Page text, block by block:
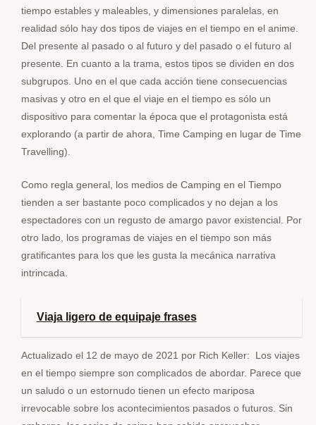
tiempo estables y maleables, y dimensiones paralelas, en
realidad sólo hay dos tipos de viajes en el tiempo en el anime.
Del presente al pasado o al futuro y del pasado o el futuro al
presente. En cuanto a la trama, estos tipos se dividen en dos
subgrupos. Uno en el que cada acción tiene consecuencias
masivas y otro en el que el viaje en el tiempo es sólo un
dispositivo para comentar la época que el protagonista está
explorando (a partir de ahora, Time Camping en lugar de Time
Travelling).
Como regla general, los medios de Camping en el Tiempo
tienden a ser bastante poco complicados y no dejan a los
espectadores con un regusto de amargo pavor existencial. Por
otro lado, los programas de viajes en el tiempo son más
gratificantes para los que les gusta la mecánica narrativa
intrincada.
Viaja ligero de equipaje frases
Actualizado el 12 de mayo de 2021 por Rich Keller: Los viajes
en el tiempo siempre son complicados de abordar. Parece que
un saludo o un estornudo tienen un efecto mariposa
irrevocable sobre los acontecimientos pasados o futuros. Sin